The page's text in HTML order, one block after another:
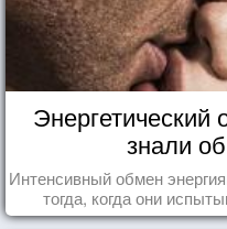
знали
Интенсивный обмен
тогда, когда они